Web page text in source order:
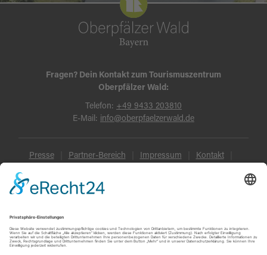
Fragen? Dein Kontakt zum Tourismuszentrum
Oberpfälzer Wald:
Telefon: +49 9433 203810
E-Mail: info@oberpfaelzerwald.de
Presse Partner-Bereich Impressum Kontakt
Datenschutz